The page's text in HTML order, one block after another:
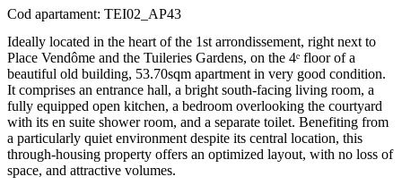
Cod apartament: TEI02_AP43
Ideally located in the heart of the 1st arrondissement, right next to
Place Vendôme and the Tuileries Gardens, on the 4ᵉ floor of a
beautiful old building, 53.70sqm apartment in very good condition.
It comprises an entrance hall, a bright south-facing living room, a
fully equipped open kitchen, a bedroom overlooking the courtyard
with its en suite shower room, and a separate toilet. Benefiting from
a particularly quiet environment despite its central location, this
through-housing property offers an optimized layout, with no loss of
space, and attractive volumes.